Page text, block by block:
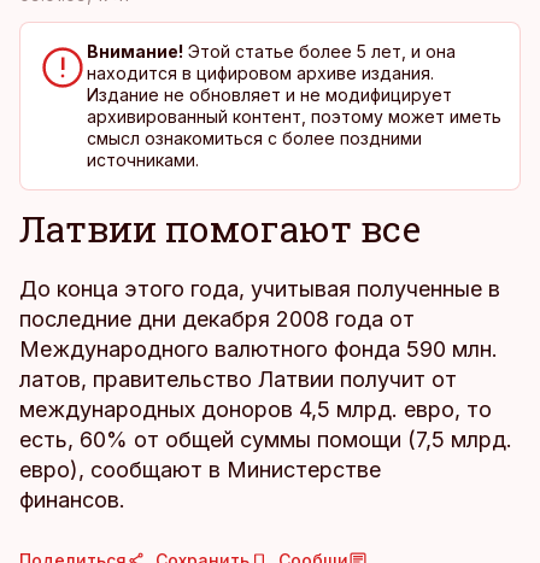
Внимание! Этой статье более 5 лет, и она
находится в цифировом архиве издания.
Издание не обновляет и не модифицирует
архивированный контент, поэтому может иметь
смысл ознакомиться с более поздними
источниками.
Латвии помогают все
До конца этого года, учитывая полученные в
последние дни декабря 2008 года от
Международного валютного фонда 590 млн.
латов, правительство Латвии получит от
международных доноров 4,5 млрд. евро, то
есть, 60% от общей суммы помощи (7,5 млрд.
евро), сообщают в Министерстве
финансов.